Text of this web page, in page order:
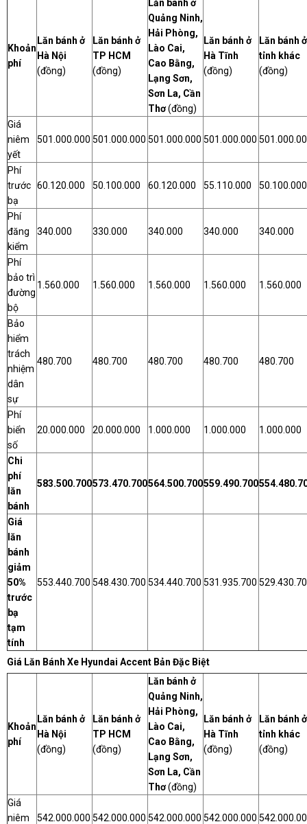
Khoản
phí
Lăn bánh ở
Hà Nội
(đồng)
Lăn bánh ở
TP HCM
(đồng)
Lăn bánh ở
Quảng Ninh,
Hải Phòng,
Lào Cai,
Cao Bằng,
Lạng Sơn,
Sơn La, Cần
Thơ(đồng)
Lăn bánh ở
Hà Tĩnh
(đồng)
Lăn bánh ở
tỉnh khác
(đồng)
Giá
niêm
yết
501.000.000 501.000.000 501.000.000 501.000.000
Phí
trước
bạ
60.120.000 50.100.000 60.120.000 55.110.000 50.100.000
Phí
đăng
kiểm
340.000 330.000 340.000 340.000 340.000
Phí
bảo trì
đường
bộ
1.560.000 1.560.000 1.560.000 1.560.000 1.560.000
Bảo
hiểm
trách
nhiệm
dân
sự
480.700 480.700 480.700 480.700 480.700
Phí
biển
số
20.000.000 20.000.000 1.000.000 1.000.000 1.000.000
Chi
phí
lăn
bánh
583.500.700573.470.700564.500.700559.490.700
Giá
lăn
bánh
giảm
50%
trước
bạ
tạm
tính
553.440.700 548.430.700 534.440.700 531.935.700
Giá Lăn Bánh Xe Hyundai Accent Bản Đặc Biệt
Khoản
phí
Lăn bánh ở
Hà Nội
(đồng)
Lăn bánh ở
TP HCM
(đồng)
Lăn bánh ở
Quảng Ninh,
Hải Phòng,
Lào Cai,
Cao Bằng,
Lạng Sơn,
Sơn La, Cần
Thơ(đồng)
Lăn bánh ở
Hà Tĩnh
(đồng)
Lăn bánh ở
tỉnh khác
(đồng)
Giá
niêm
542.000.000 542.000.000 542.000.000 542.000.000